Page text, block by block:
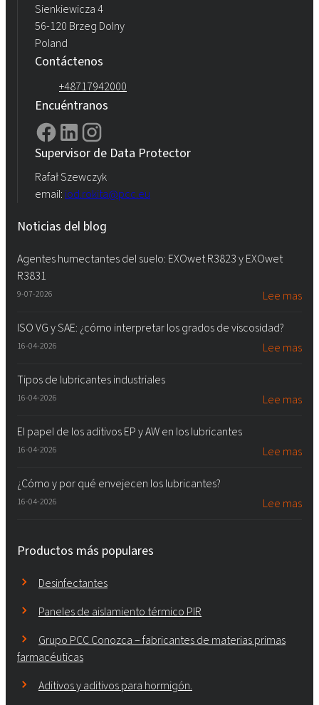
Sienkiewicza 4
56-120 Brzeg Dolny
Poland
Contáctenos
+48717942000
Encuéntranos
Supervisor de Data Protector
Rafał Szewczyk
email: iod.rokita@pcc.eu
Noticias del blog
Agentes humectantes del suelo: EXOwet R3823 y EXOwet
R3831
9-07-2026 Lee mas
ISO VG y SAE: ¿cómo interpretar los grados de viscosidad?
16-04-2026 Lee mas
Tipos de lubricantes industriales
16-04-2026 Lee mas
El papel de los aditivos EP y AW en los lubricantes
16-04-2026 Lee mas
¿Cómo y por qué envejecen los lubricantes?
16-04-2026 Lee mas
Productos más populares
Desinfectantes
Paneles de aislamiento térmico PIR
Grupo PCC Conozca – fabricantes de materias primas
farmacéuticas
Aditivos y aditivos para hormigón.